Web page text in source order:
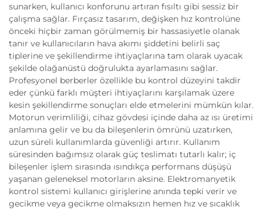
sunarken, kullanıcı konforunu artıran fısıltı gibi sessiz bir
çalışma sağlar. Fırçasız tasarım, değişken hız kontrolüne
önceki hiçbir zaman görülmemiş bir hassasiyetle olanak
tanır ve kullanıcıların hava akımı şiddetini belirli saç
tiplerine ve şekillendirme ihtiyaçlarına tam olarak uyacak
şekilde olağanüstü doğrulukta ayarlamasını sağlar.
Profesyonel berberler özellikle bu kontrol düzeyini takdir
eder çünkü farklı müşteri ihtiyaçlarını karşılamak üzere
kesin şekillendirme sonuçları elde etmelerini mümkün kılar.
Motorun verimliliği, cihaz gövdesi içinde daha az ısı üretimi
anlamına gelir ve bu da bileşenlerin ömrünü uzatırken,
uzun süreli kullanımlarda güvenliği artırır. Kullanım
süresinden bağımsız olarak güç teslimatı tutarlı kalır; iç
bileşenler işlem sırasında ısındıkça performans düşüşü
yaşanan geleneksel motorların aksine. Elektromanyetik
kontrol sistemi kullanıcı girişlerine anında tepki verir ve
gecikme veya gecikme olmaksızın hemen hız ve sıcaklık